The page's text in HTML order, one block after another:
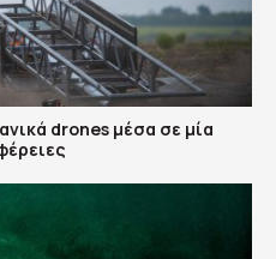
drones μέσα σε μία